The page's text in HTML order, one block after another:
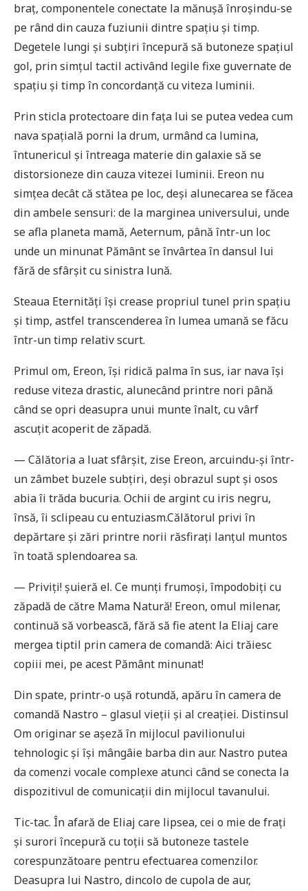
braț, componentele conectate la mănușă înroșindu-se
pe rând din cauza fuziunii dintre spațiu și timp.
Degetele lungi și subțiri începură să butoneze spațiul
gol, prin simțul tactil activând legile fixe guvernate de
spațiu și timp în concordanță cu viteza luminii.
Prin sticla protectoare din fața lui se putea vedea cum
nava spațială porni la drum, urmând ca lumina,
întunericul și întreaga materie din galaxie să se
distorsioneze din cauza vitezei luminii. Ereon nu
simțea decât că stătea pe loc, deși alunecarea se făcea
din ambele sensuri: de la marginea universului, unde
se afla planeta mamă, Aeternum, până într-un loc
unde un minunat Pământ se învârtea în dansul lui
fără de sfârșit cu sinistra lună.
Steaua Eternități își crease propriul tunel prin spațiu
și timp, astfel transcenderea în lumea umană se făcu
într-un timp relativ scurt.
Primul om, Ereon, își ridică palma în sus, iar nava își
reduse viteza drastic, alunecând printre nori până
când se opri deasupra unui munte înalt, cu vârf
ascuțit acoperit de zăpadă.
— Călătoria a luat sfârșit, zise Ereon, arcuindu-și într-
un zâmbet buzele subțiri, deși obrazul supt și osos
abia îi trăda bucuria. Ochii de argint cu iris negru,
însă, îi sclipeau cu entuziasm.Călătorul privi în
depărtare și zări printre norii răsfirați lanțul muntos
în toată splendoarea sa.
— Priviți! șuieră el. Ce munți frumoși, împodobiți cu
zăpadă de către Mama Natură! Ereon, omul milenar,
continuă să vorbească, fără să fie atent la Eliaj care
mergea tiptil prin camera de comandă: Aici trăiesc
copiii mei, pe acest Pământ minunat!
Din spate, printr-o ușă rotundă, apăru în camera de
comandă Nastro – glasul vieții și al creației. Distinsul
Om originar se așeză în mijlocul pavilionului
tehnologic și își mângâie barba din aur. Nastro putea
da comenzi vocale complexe atunci când se conecta la
dispozitivul de comunicații din mijlocul tavanului.
Tic-tac. În afară de Eliaj care lipsea, cei o mie de frați
și surori începură cu toții să butoneze tastele
corespunzătoare pentru efectuarea comenzilor.
Deasupra lui Nastro, dincolo de cupola de aur,